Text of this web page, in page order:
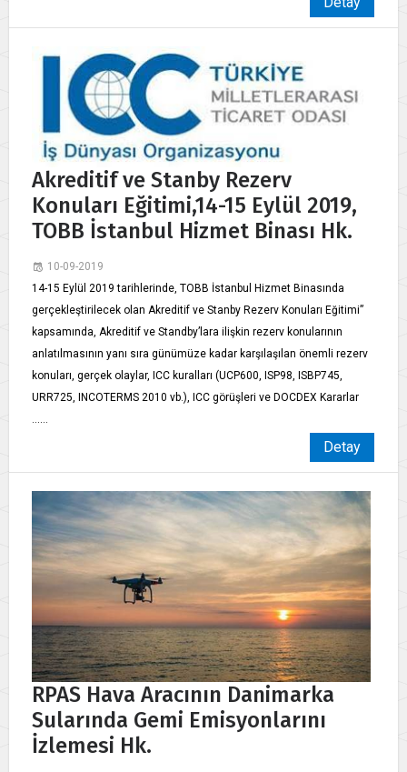
Akreditif ve Stanby Rezerv
Konuları Eğitimi,14-15 Eylül 2019,
TOBB İstanbul Hizmet Binası Hk.
10-09-2019
14-15 Eylül 2019 tarihlerinde, TOBB İstanbul Hizmet Binasında
gerçekleştirilecek olan Akreditif ve Stanby Rezerv Konuları Eğitimi”
kapsamında, Akreditif ve Standby’lara ilişkin rezerv konularının
anlatılmasının yanı sıra günümüze kadar karşılaşılan önemli rezerv
konuları, gerçek olaylar, ICC kuralları (UCP600, ISP98, ISBP745,
URR725, INCOTERMS 2010 vb.), ICC görüşleri ve DOCDEX Kararlar
......
Detay
RPAS Hava Aracının Danimarka
Sularında Gemi Emisyonlarını
İzlemesi Hk.